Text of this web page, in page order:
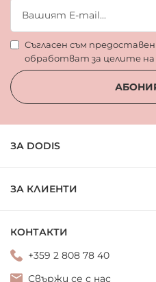
Съгласен съм
обработват за целите
ЗА DODIS
ЗА КЛИЕНТИ
КОНТАКТИ
+359 2 808 78 40
Свържи се с нас